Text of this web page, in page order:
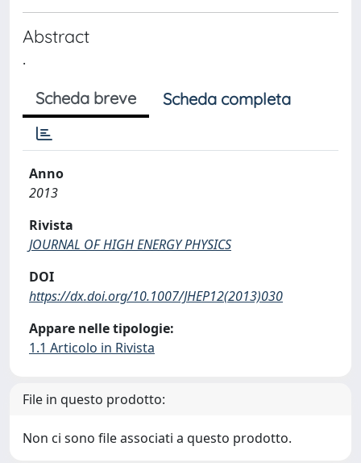
Abstract
.
Scheda breve Scheda completa
Anno
2013
Rivista
JOURNAL OF HIGH ENERGY PHYSICS
DOI
https://dx.doi.org/10.1007/JHEP12(2013)030
Appare nelle tipologie:
1.1 Articolo in Rivista
File in questo prodotto:
Non ci sono file associati a questo prodotto.